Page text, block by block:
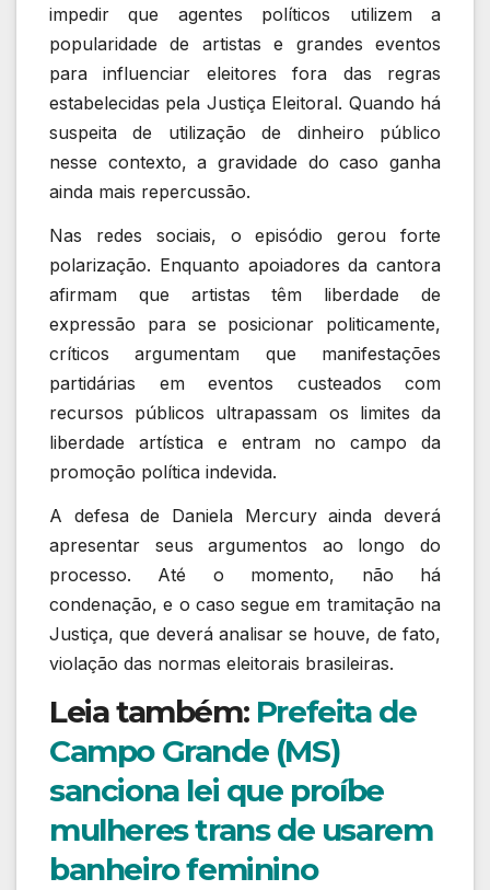
impedir que agentes políticos utilizem a
popularidade de artistas e grandes eventos
para influenciar eleitores fora das regras
estabelecidas pela Justiça Eleitoral. Quando há
suspeita de utilização de dinheiro público
nesse contexto, a gravidade do caso ganha
ainda mais repercussão.
Nas redes sociais, o episódio gerou forte
polarização. Enquanto apoiadores da cantora
afirmam que artistas têm liberdade de
expressão para se posicionar politicamente,
críticos argumentam que manifestações
partidárias em eventos custeados com
recursos públicos ultrapassam os limites da
liberdade artística e entram no campo da
promoção política indevida.
A defesa de Daniela Mercuryainda deverá
apresentar seus argumentos ao longo do
processo. Até o momento, não há
condenação, e o caso segue em tramitação na
Justiça, que deverá analisar se houve, de fato,
violação das normas eleitorais brasileiras.
Leia também: Prefeita de
Campo Grande (MS)
sanciona lei que proíbe
mulheres trans de usarem
banheiro feminino